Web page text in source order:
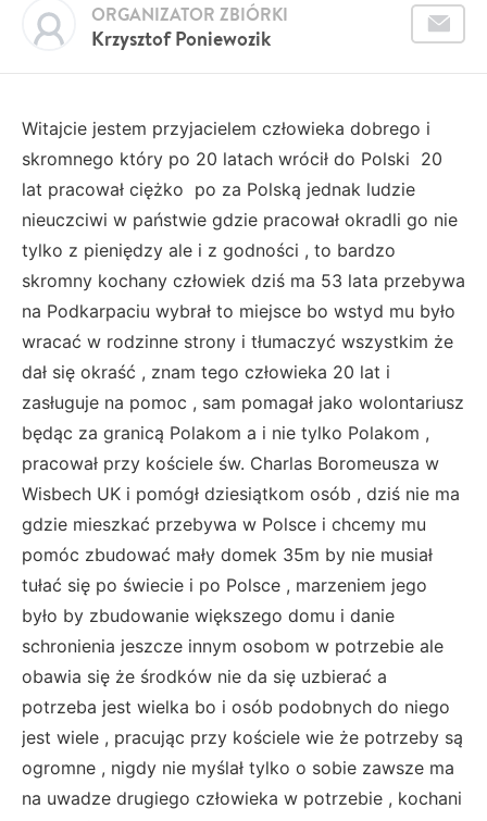
Krzysztof Poniewozik
ORGANIZATOR ZBIÓRKI
Witajcie jestem przyjacielem człowieka dobrego i
skromnego który po 20 latach wrócił do Polski 20
lat pracował ciężko po za Polską jednak ludzie
nieuczciwi w państwie gdzie pracował okradli go nie
tylko z pieniędzy ale i z godności , to bardzo
skromny kochany człowiek dziś ma 53 lata przebywa
na Podkarpaciu wybrał to miejsce bo wstyd mu było
wracać w rodzinne strony i tłumaczyć wszystkim że
dał się okraść , znam tego człowieka 20 lat i
zasługuje na pomoc , sam pomagał jako wolontariusz
będąc za granicą Polakom a i nie tylko Polakom ,
pracował przy kościele św. Charlas Boromeusza w
Wisbech UK i pomógł dziesiątkom osób , dziś nie ma
gdzie mieszkać przebywa w Polsce i chcemy mu
pomóc zbudować mały domek 35m by nie musiał
tułać się po świecie i po Polsce , marzeniem jego
było by zbudowanie większego domu i danie
schronienia jeszcze innym osobom w potrzebie ale
obawia się że środków nie da się uzbierać a
potrzeba jest wielka bo i osób podobnych do niego
jest wiele , pracując przy kościele wie że potrzeby są
ogromne , nigdy nie myślał tylko o sobie zawsze ma
na uwadze drugiego człowieka w potrzebie , kochani